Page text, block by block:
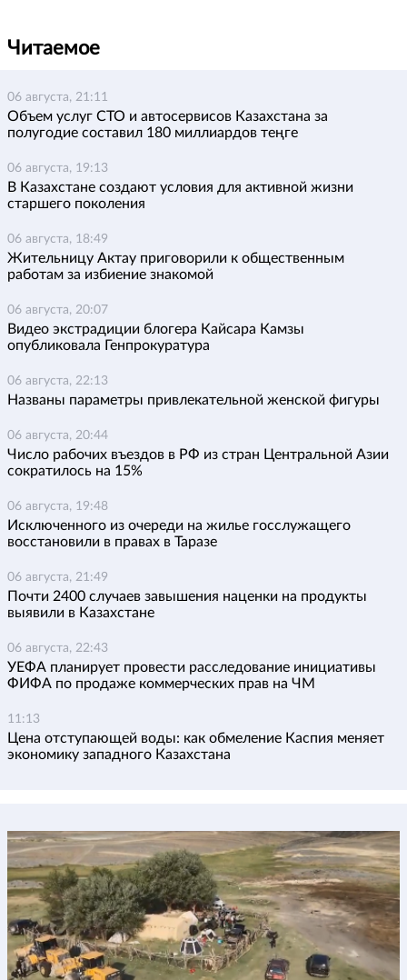
Читаемое
06 августа, 21:11
Объем услуг СТО и автосервисов Казахстана за
полугодие составил 180 миллиардов теңге
06 августа, 19:13
В Казахстане создают условия для активной жизни
старшего поколения
06 августа, 18:49
Жительницу Актау приговорили к общественным
работам за избиение знакомой
06 августа, 20:07
Видео экстрадиции блогера Кайсара Камзы
опубликовала Генпрокуратура
06 августа, 22:13
Названы параметры привлекательной женской фигуры
06 августа, 20:44
Число рабочих въездов в РФ из стран Центральной Азии
сократилось на 15%
06 августа, 19:48
Исключенного из очереди на жилье госслужащего
восстановили в правах в Таразе
06 августа, 21:49
Почти 2400 случаев завышения наценки на продукты
выявили в Казахстане
06 августа, 22:43
УЕФА планирует провести расследование инициативы
ФИФА по продаже коммерческих прав на ЧМ
11:13
Цена отступающей воды: как обмеление Каспия меняет
экономику западного Казахстана